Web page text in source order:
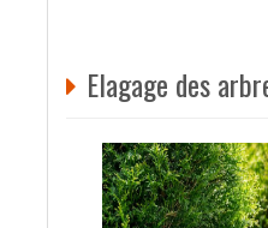
Elagage des